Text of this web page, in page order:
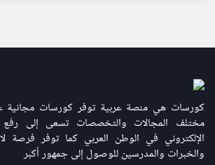
كورسات هي منصة عربية توفر كورسات مجانية
مختلف المجالات والتخصصات تسعى إلى رفع
الإلكتروني في الوطن العربي كما توفر فرصة
والخبرات والمدرسين للوصول إلى جمهور أكبر